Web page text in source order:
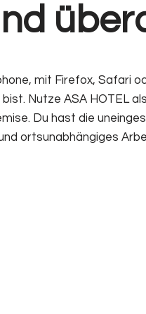
mit Firefox, Safari
Nutze ASA HOTEL
Du hast die
ortsunabhängiges